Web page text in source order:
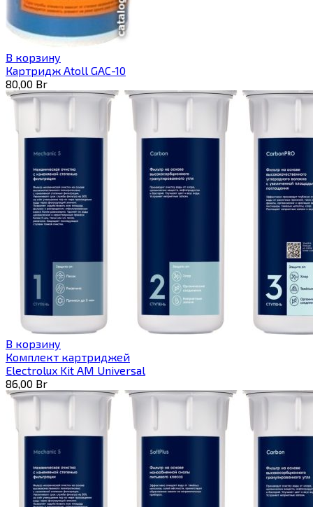
В корзину
Картридж Atoll GAC-10
80,00 Br
В корзину
Комплект картриджей
Electrolux Kit AM Universal
86,00 Br